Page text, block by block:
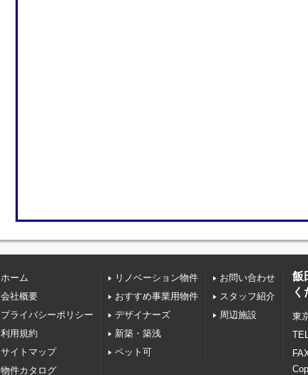
ホーム
会社概要
プライバシーポリシー
利用規約
サイトマップ
物件カタログ
リノベーション物件
おすすめ事業用物件
デザイナーズ
新築・築浅
ペット可
お問い合わせ
スタッフ紹介
周辺施設
飯
く
東